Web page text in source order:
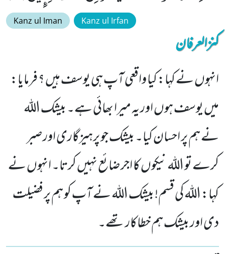
Kanz ul Iman Kanz ul Irfan
کنزالعرفان
انہوں نے کہا: کیا واقعی آپ ہی یوسف ہیں ؟ فرمایا:
میں یوسف ہوں اور یہ میرا بھائی ہے۔ بیشک اللہ
نے ہم پر احسان کیا۔ بیشک جو پرہیزگاری اور صبر
کرے تو اللہ نیکوں کا اجر ضائع نہیں کرتا۔ انہوں نے
کہا: اللہ کی قسم! بیشک اللہ نے آپ کو ہم پر فضیلت
دی اور بیشک ہم خطاکار تھے۔